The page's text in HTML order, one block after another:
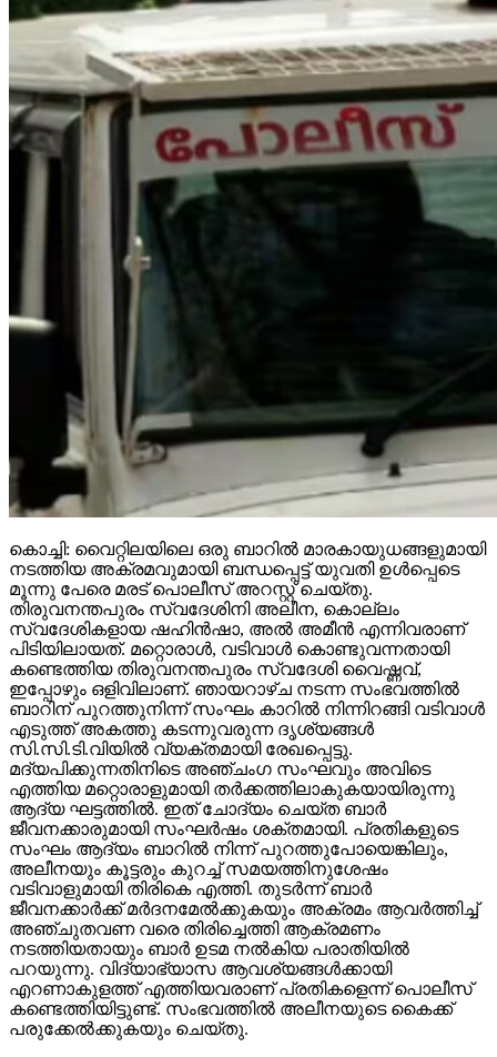
കൊച്ചി: വൈറ്റിലയിലെ ഒരു ബാറില്‍ മാരകായുധങ്ങളുമായി
നടത്തിയ അക്രമവുമായി ബന്ധപ്പെട്ട് യുവതി ഉള്‍പ്പെടെ
മൂന്നു പേരെ മരട് പൊലീസ് അറസ്റ്റ് ചെയ്തു.
തിരുവനന്തപുരം സ്വദേശിനി അലീന, കൊല്ലം
സ്വദേശികളായ ഷഹിന്‍ഷാ, അല്‍ അമീന്‍ എന്നിവരാണ്
പിടിയിലായത്. മറ്റൊരാള്‍, വടിവാള്‍ കൊണ്ടുവന്നതായി
കണ്ടെത്തിയ തിരുവനന്തപുരം സ്വദേശി വൈഷ്ണവ്,
ഇപ്പോഴും ഒളിവിലാണ്. ഞായറാഴ്ച നടന്ന സംഭവത്തില്‍
ബാറിന് പുറത്തുനിന്ന് സംഘം കാറില്‍ നിന്നിറങ്ങി വടിവാള്‍
എടുത്ത് അകത്തു കടന്നുവരുന്ന ദൃശ്യങ്ങള്‍
സി.സി.ടി.വിയില്‍ വ്യക്തമായി രേഖപ്പെട്ടു.
മദ്യപിക്കുന്നതിനിടെ അഞ്ചംഗ സംഘവും അവിടെ
എത്തിയ മറ്റൊരാളുമായി തര്‍ക്കത്തിലാകുകയായിരുന്നു
ആദ്യ ഘട്ടത്തില്‍. ഇത് ചോദ്യം ചെയ്ത ബാര്‍
ജീവനക്കാരുമായി സംഘര്‍ഷം ശക്തമായി. പ്രതികളുടെ
സംഘം ആദ്യം ബാറില്‍ നിന്ന് പുറത്തുപോയെങ്കിലും,
അലീനയും കൂട്ടരും കുറച്ച് സമയത്തിനുശേഷം
വടിവാളുമായി തിരികെ എത്തി. തുടര്‍ന്ന് ബാര്‍
ജീവനക്കാര്‍ക്ക് മര്‍ദനമേല്‍ക്കുകയും അക്രമം ആവര്‍ത്തിച്ച്
അഞ്ചുതവണ വരെ തിരിച്ചെത്തി ആക്രമണം
നടത്തിയതായും ബാര്‍ ഉടമ നല്‍കിയ പരാതിയില്‍
പറയുന്നു. വിദ്യാഭ്യാസ ആവശ്യങ്ങള്‍ക്കായി
എറണാകുളത്ത് എത്തിയവരാണ് പ്രതികളെന്ന് പൊലീസ്
കണ്ടെത്തിയിട്ടുണ്ട്. സംഭവത്തില്‍ അലീനയുടെ കൈക്ക്
പരുക്കേല്‍ക്കുകയും ചെയ്തു.